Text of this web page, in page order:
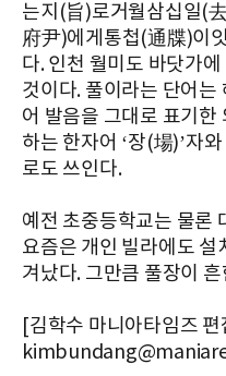
는지(旨)로거월삼십일(
府尹)에게통첩(通牒)이
다. 인천 월미도 바닷가
것이다. 풀이라는 단어는
어 발음을 그대로 표기한
하는 한자어 ‘장(場)’자
로도 쓰인다.
예전 초중등학교는 물론
요즘은 개인 빌라에도 설
겨났다. 그만큼 풀장이
[김학수 마니아타임즈 편